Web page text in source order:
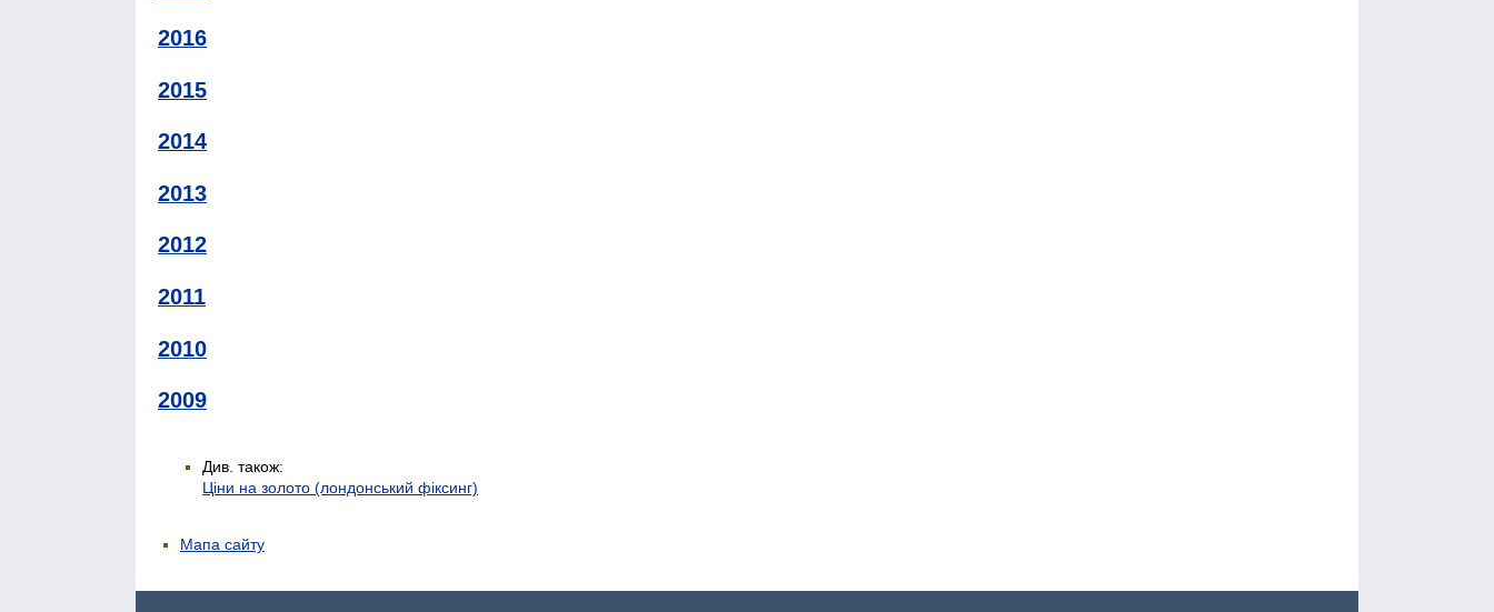
2016
2015
2014
2013
2012
2011
2010
2009
Див. також:
Ціни на золото (лондонський фіксинг)
Мапа сайту